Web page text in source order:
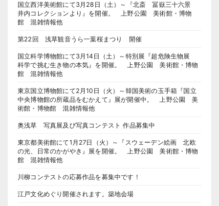
国立西洋美術館にて3月28日（土）～『北斎 冨嶽三十六景
井内コレクションより』を開催。 上野公園 美術館・博物
館 混雑情報他
第22回 浅草観音うら一葉桜まつり 開催
国立科学博物館にて3月14日（土）～特別展『超危険生物展
科学で挑む生き物の本気』を開催。 上野公園 美術館・博物
館 混雑情報他
東京国立博物館にて2月10日（火）～韓国美術の玉手箱『国立
中央博物館の所蔵品をむかえて』展が開催中。 上野公園 美
術館・博物館 混雑情報他
奥浅草 写真展及び写真コンテスト 作品募集中
東京都美術館にて1月27日（火）～『スウェーデン絵画 北欧
の光、日常のかがやき』展を開催。 上野公園 美術館・博物
館 混雑情報他
川柳コンテストの応募作品を募集中です！
江戸文化めぐり開催されます。築地会場